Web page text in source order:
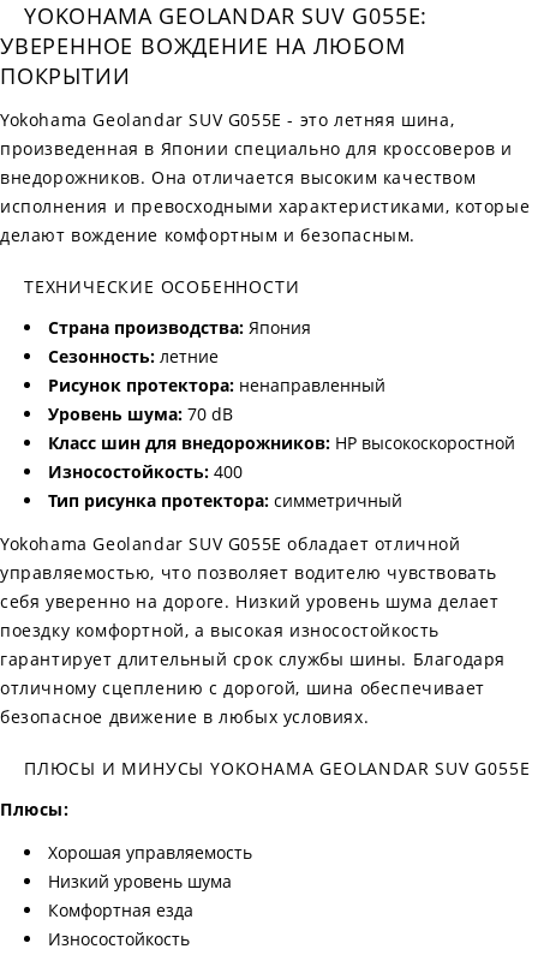
YOKOHAMA GEOLANDAR SUV G055E:
УВЕРЕННОЕ ВОЖДЕНИЕ НА ЛЮБОМ
ПОКРЫТИИ
Yokohama Geolandar SUV G055E - это летняя шина,
произведенная в Японии специально для кроссоверов и
внедорожников. Она отличается высоким качеством
исполнения и превосходными характеристиками, которые
делают вождение комфортным и безопасным.
ТЕХНИЧЕСКИЕ ОСОБЕННОСТИ
Страна производства: Япония
Сезонность: летние
Рисунок протектора: ненаправленный
Уровень шума: 70 dB
Класс шин для внедорожников: HP высокоскоростной
Износостойкость: 400
Тип рисунка протектора: симметричный
Yokohama Geolandar SUV G055E обладает отличной
управляемостью, что позволяет водителю чувствовать
себя уверенно на дороге. Низкий уровень шума делает
поездку комфортной, а высокая износостойкость
гарантирует длительный срок службы шины. Благодаря
отличному сцеплению с дорогой, шина обеспечивает
безопасное движение в любых условиях.
ПЛЮСЫ И МИНУСЫ YOKOHAMA GEOLANDAR SUV G055E
Плюсы:
Хорошая управляемость
Низкий уровень шума
Комфортная езда
Износостойкость